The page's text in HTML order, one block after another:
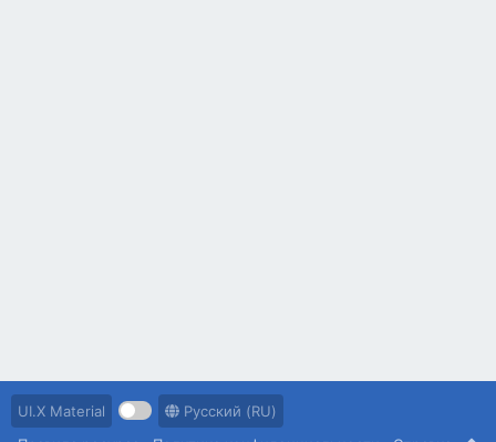
UI.X Material
Русский (RU)